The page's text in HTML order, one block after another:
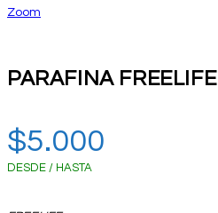
Zoom
PARAFINA FREELIFE
$5.000
DESDE / HASTA